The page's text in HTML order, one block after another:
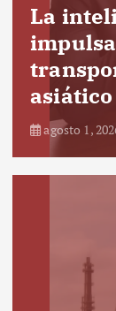
La
asiático
agosto 1,